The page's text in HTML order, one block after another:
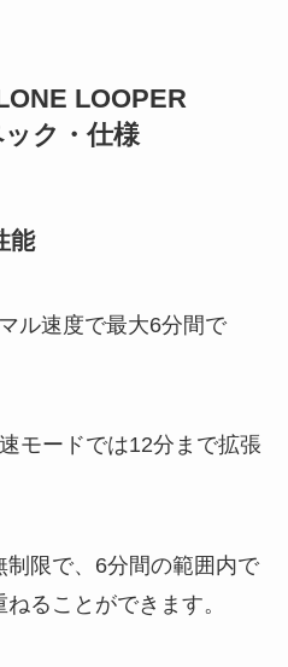
LOOPER
ク・仕様
能
ル速度で最大6分間で
モードでは12分まで拡張
限で、6分間の範囲内で
ることができます。